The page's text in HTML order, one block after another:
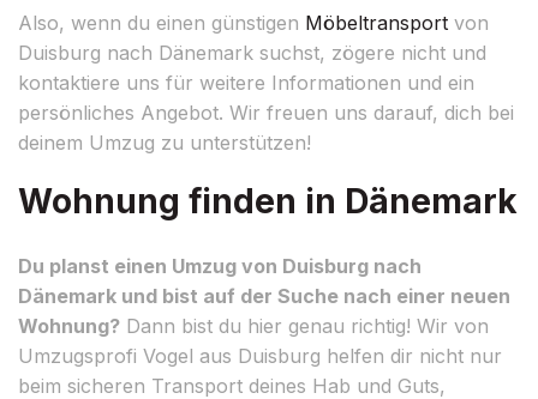
Also, wenn du einen günstigen Möbeltransport von
Duisburg nach Dänemark suchst, zögere nicht und
kontaktiere uns für weitere Informationen und ein
persönliches Angebot. Wir freuen uns darauf, dich bei
deinem Umzug zu unterstützen!
Wohnung finden in Dänemark
Du planst einen Umzug von Duisburg nach
Dänemark und bist auf der Suche nach einer neuen
Wohnung? Dann bist du hier genau richtig! Wir von
Umzugsprofi Vogel aus Duisburg helfen dir nicht nur
beim sicheren Transport deines Hab und Guts,